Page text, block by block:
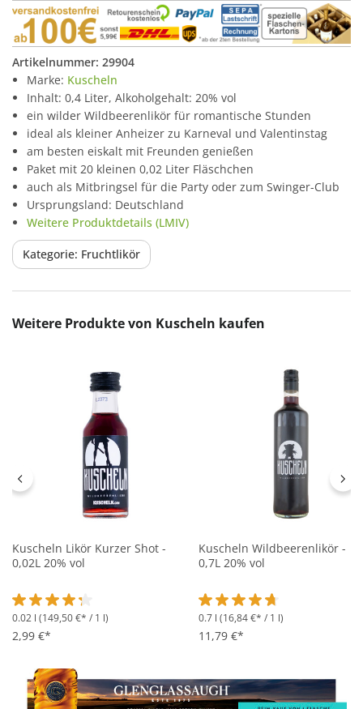
Artikelnummer: 29904
Marke: Kuscheln
Inhalt: 0,4 Liter, Alkoholgehalt: 20% vol
ein wilder Wildbeerenlikör für romantische Stunden
ideal als kleiner Anheizer zu Karneval und Valentinstag
am besten eiskalt mit Freunden genießen
Paket mit 20 kleinen 0,02 Liter Fläschchen
auch als Mitbringsel für die Party oder zum Swinger-Club
Ursprungsland: Deutschland
Weitere Produktdetails (LMIV)
Kategorie: Fruchtlikör
Produktgalerie überspringen
Weitere Produkte von Kuscheln kaufen
Kuscheln Likör Kurzer Shot -
0,02L 20% vol
Durchschnittliche Bewertung von 4.1 von 5 Sternen
0.02 l (149,50 €* / 1 l)
2,99 €*
Kuscheln Wildbeerenlikör -
0,7L 20% vol
Durchschnittliche
0.7 l (16,84 €* / 1 l)
11,79 €*